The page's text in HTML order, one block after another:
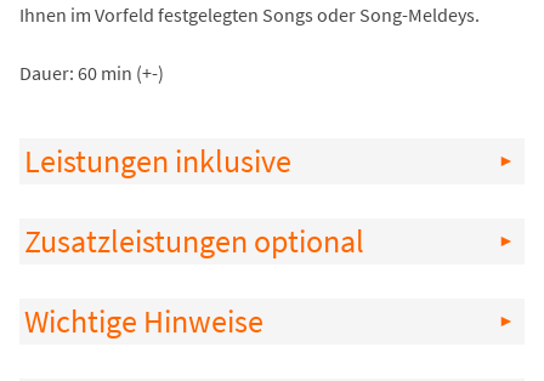
Ihnen im Vorfeld festgelegten Songs oder Song-Meldeys.
Dauer: 60 min (+-)
Leistungen inklusive
Zusatzleistungen optional
Wichtige Hinweise